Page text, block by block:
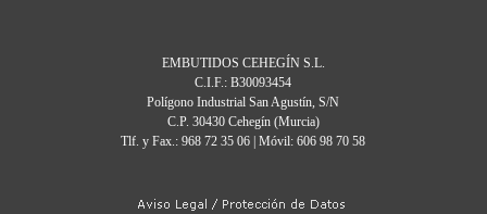
EMBUTIDOS CEHEGÍN S.L.
C.I.F.: B30093454
Polígono Industrial San Agustín, S/N
C.P. 30430 Cehegín (Murcia)
Tlf. y Fax.: 968 72 35 06 | Móvil: 606 98 70 58